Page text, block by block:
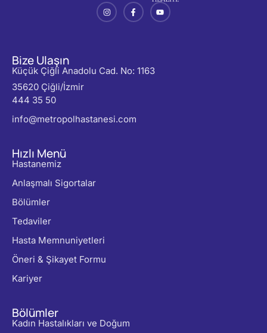
Bize Ulaşın
Küçük Çiğli Anadolu Cad. No: 1163
35620 Çiğli/İzmir
444 35 50
info@metropolhastanesi.com
Hızlı Menü
Hastanemiz
Anlaşmalı Sigortalar
Bölümler
Tedaviler
Hasta Memnuniyetleri
Öneri & Şikayet Formu
Kariyer
Bölümler
Kadın Hastalıkları ve Doğum